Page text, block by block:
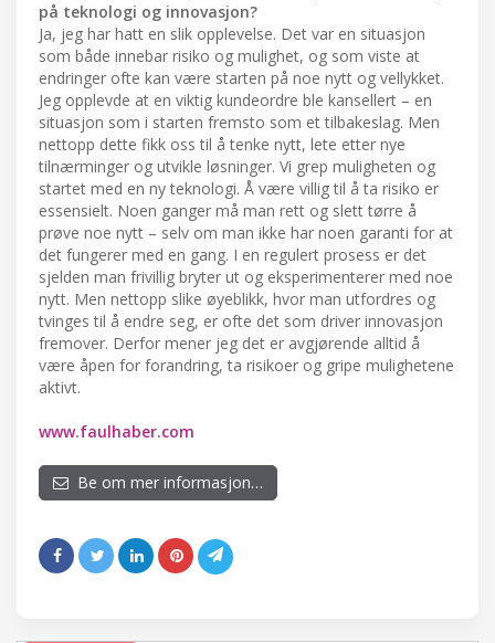
på teknologi og innovasjon?
Ja, jeg har hatt en slik opplevelse. Det var en situasjon
som både innebar risiko og mulighet, og som viste at
endringer ofte kan være starten på noe nytt og vellykket.
Jeg opplevde at en viktig kundeordre ble kansellert – en
situasjon som i starten fremsto som et tilbakeslag. Men
nettopp dette fikk oss til å tenke nytt, lete etter nye
tilnærminger og utvikle løsninger. Vi grep muligheten og
startet med en ny teknologi. Å være villig til å ta risiko er
essensielt. Noen ganger må man rett og slett tørre å
prøve noe nytt – selv om man ikke har noen garanti for at
det fungerer med en gang. I en regulert prosess er det
sjelden man frivillig bryter ut og eksperimenterer med noe
nytt. Men nettopp slike øyeblikk, hvor man utfordres og
tvinges til å endre seg, er ofte det som driver innovasjon
fremover. Derfor mener jeg det er avgjørende alltid å
være åpen for forandring, ta risikoer og gripe mulighetene
aktivt.
www.faulhaber.com
Be om mer informasjon…